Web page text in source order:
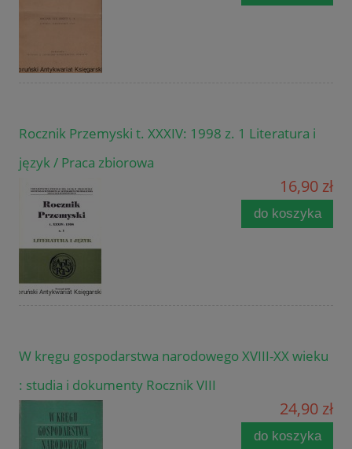
Rocznik Przemyski t. XXXIV: 1998 z. 1 Literatura i
język / Praca zbiorowa
16,90 zł
do koszyka
W kręgu gospodarstwa narodowego XVIII-XX wieku
: studia i dokumenty Rocznik VIII
24,90 zł
do koszyka